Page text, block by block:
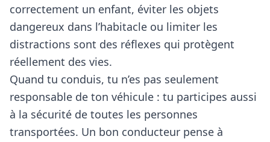
correctement un enfant, éviter les objets
dangereux dans l’habitacle ou limiter les
distractions sont des réflexes qui protègent
réellement des vies.
Quand tu conduis, tu n’es pas seulement
responsable de ton véhicule : tu participes aussi
à la sécurité de toutes les personnes
transportées. Un bon conducteur pense à